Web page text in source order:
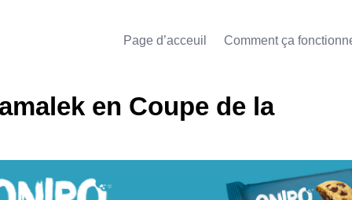
Page d’acceuil Comment ça
en Coupe de la